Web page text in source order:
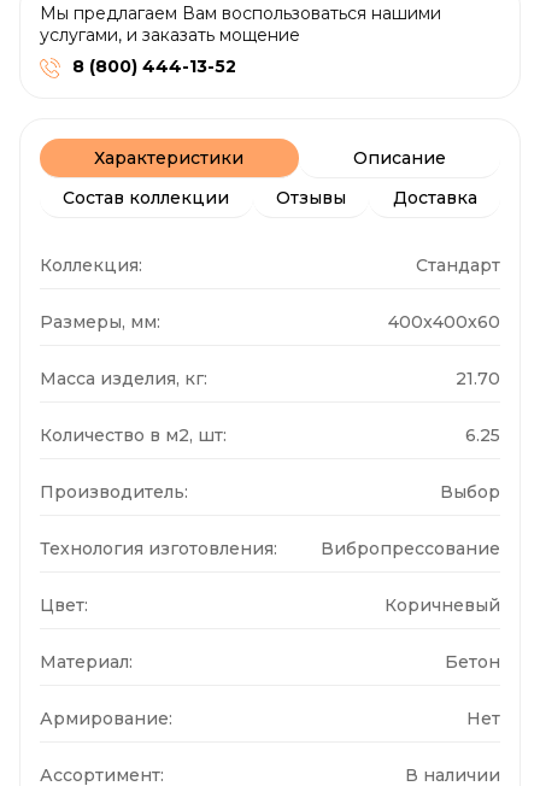
Мы предлагаем Вам воспользоваться нашими
услугами, и заказать мощение
8 (800) 444-13-52
Характеристики
Описание
Состав коллекции
Отзывы Доставка
Коллекция: Стандарт
Размеры, мм: 400x400x60
Масса изделия, кг: 21.70
Количество в м2, шт: 6.25
Производитель: Выбор
Технология изготовления: Вибропрессование
Цвет: Коричневый
Материал: Бетон
Армирование: Нет
Ассортимент: В наличии